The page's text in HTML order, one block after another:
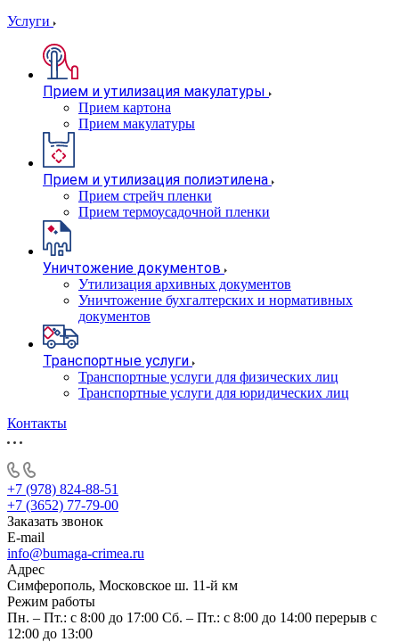
Услуги
Прием и утилизация макулатуры
Прием картона
Прием макулатуры
Прием и утилизация полиэтилена
Прием стрейч пленки
Прием термоусадочной пленки
Уничтожение документов
Утилизация архивных документов
Уничтожение бухгалтерских и нормативных
документов
Транспортные услуги
Транспортные услуги для физических лиц
Транспортные услуги для юридических лиц
Контакты
+7 (978) 824-88-51
+7 (3652) 77-79-00
Заказать звонок
E-mail
info@bumaga-crimea.ru
Адрес
Симферополь, Московское ш. 11-й км
Режим работы
Пн. – Пт.: с 8:00 до 17:00 Сб. – Пт.: с 8:00 до 14:00 перерыв с
12:00 до 13:00